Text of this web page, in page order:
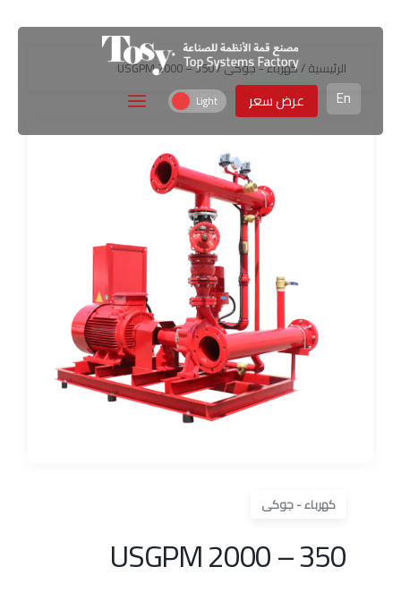
En عرض سعر
الرئيسية/كهرباء - جوكى/ 350 – 2000 USGPM
كهرباء - جوكى
350 – 2000 USGPM